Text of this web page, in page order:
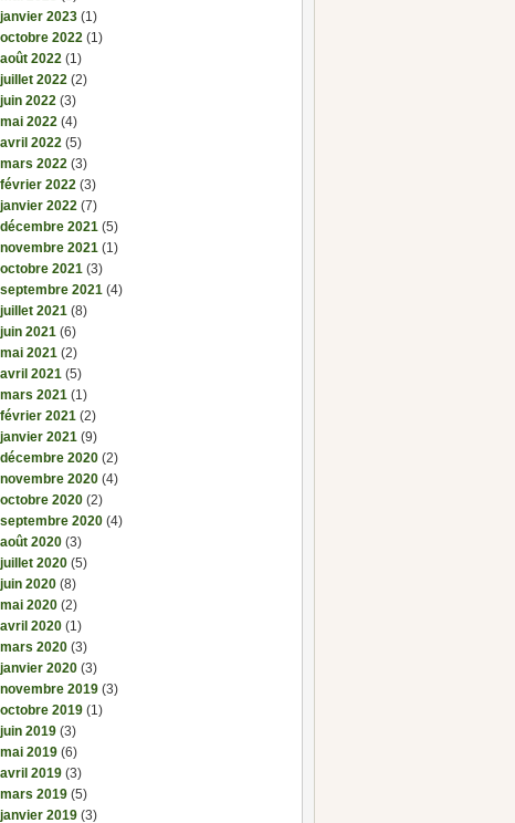
janvier 2023 (1)
octobre 2022 (1)
août 2022 (1)
juillet 2022 (2)
juin 2022 (3)
mai 2022 (4)
avril 2022 (5)
mars 2022 (3)
février 2022 (3)
janvier 2022 (7)
décembre 2021 (5)
novembre 2021 (1)
octobre 2021 (3)
septembre 2021 (4)
juillet 2021 (8)
juin 2021 (6)
mai 2021 (2)
avril 2021 (5)
mars 2021 (1)
février 2021 (2)
janvier 2021 (9)
décembre 2020 (2)
novembre 2020 (4)
octobre 2020 (2)
septembre 2020 (4)
août 2020 (3)
juillet 2020 (5)
juin 2020 (8)
mai 2020 (2)
avril 2020 (1)
mars 2020 (3)
janvier 2020 (3)
novembre 2019 (3)
octobre 2019 (1)
juin 2019 (3)
mai 2019 (6)
avril 2019 (3)
mars 2019 (5)
janvier 2019 (3)